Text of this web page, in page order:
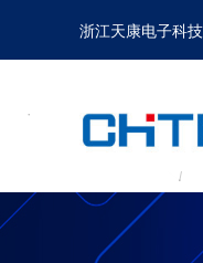
浙江天康电子科